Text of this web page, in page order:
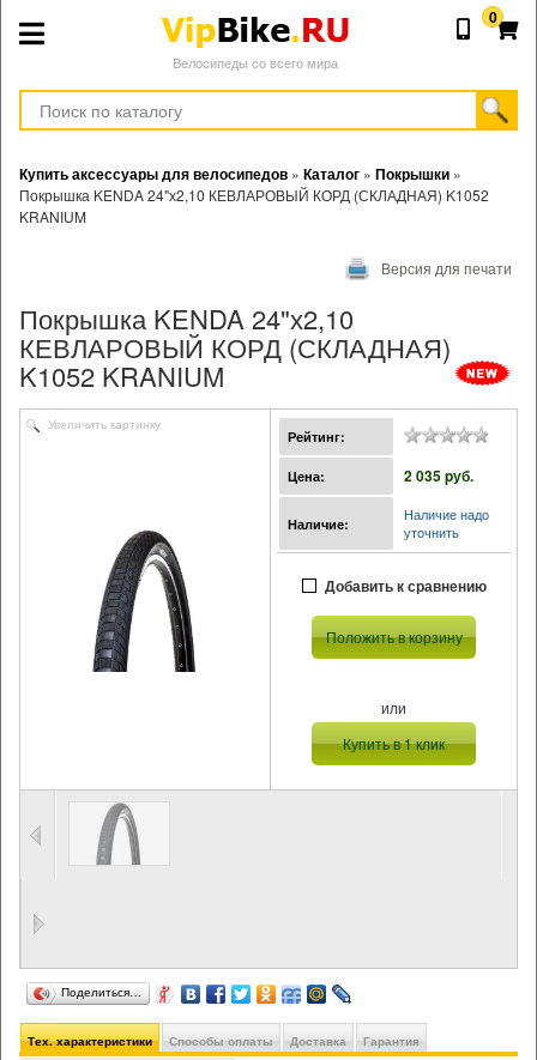
Велосипеды со всего мира
0
Купить аксессуары для велосипедов » Каталог » Покрышки »
Покрышка KENDA 24"х2,10 КЕВЛАРОВЫЙ КОРД (СКЛАДНАЯ) K1052
KRANIUM
Версия для печати
Покрышка KENDA 24"х2,10
КЕВЛАРОВЫЙ КОРД (СКЛАДНАЯ)
K1052 KRANIUM
Увеличить картинку
Рейтинг:
Цена: 2 035 pуб.
Наличие:
Наличие надо
уточнить
Добавить к сравнению
Положить в корзину
или
Купить в 1 клик
Поделиться…
Тех. характеристики Способы оплаты Доставка Гарантия